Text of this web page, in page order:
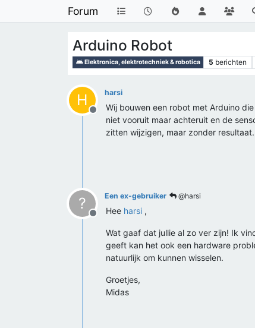
Forum
Arduino Robot
Elektronica, elektrotechniek & robotica 5 berichten
H
Offline
harsi
Wij bouwen een robot met Arduino
niet vooruit maar achteruit en de
zitten wijzigen, maar zonder
?
Offline
Een ex-gebruiker @harsi
Hee harsi ,
Wat gaaf dat jullie al zo ver zijn! Ik
geeft kan het ook een hardware
natuurlijk om kunnen wisselen.
Groetjes,
Midas